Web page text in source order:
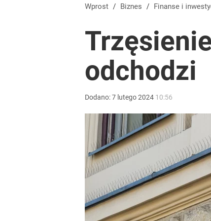
Wielkie pieniądze w Eurojackpot. Polak zgarnął
Tajemnica paragonów grozy. Tak restauratorzy
Blisko 200 tys. takich aktów w rok. Polacy
Wprost / Biznes / Finanse i
odchodzi
Dodano:7 lutego2024 10:56